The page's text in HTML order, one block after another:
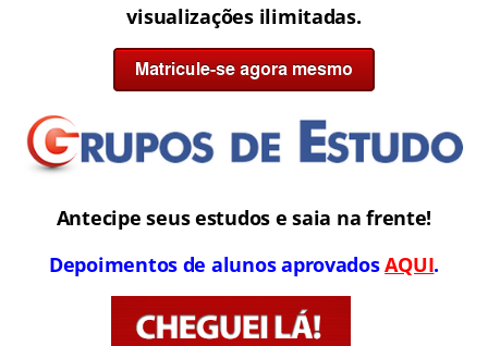
visualizações ilimitadas.
Antecipe seus estudos e saia na frente!
Depoimentos de alunos aprovadosAQUI.